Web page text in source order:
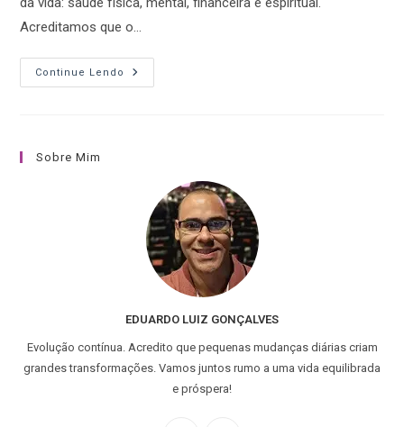
Acreditamos que o…
Continue Lendo
Sobre Mim
EDUARDO LUIZ GONÇALVES
Evolução contínua. Acredito que pequenas mudanças diárias criam
grandes transformações. Vamos juntos rumo a uma vida equilibrada
e próspera!